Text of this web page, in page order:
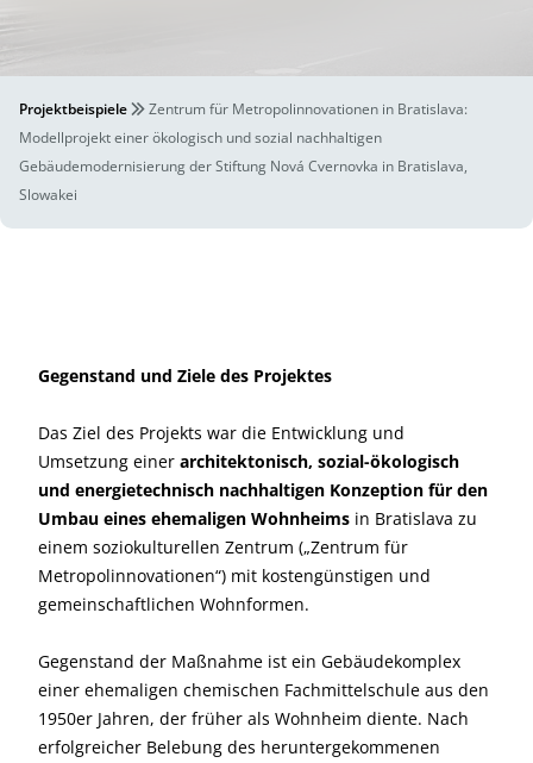
Projektbeispiele
Zentrum für Metropolinnovationen in Bratislava:
Modellprojekt einer ökologisch und sozial nachhaltigen
Gebäudemodernisierung der Stiftung Nová Cvernovka in Bratislava,
Slowakei
Gegenstand und Ziele des Projektes
Das Ziel des Projekts war die Entwicklung und
Umsetzung einer architektonisch, sozial-ökologisch
und energietechnisch nachhaltigen Konzeption für den
Umbau eines ehemaligen Wohnheims in Bratislava zu
einem soziokulturellen Zentrum („Zentrum für
Metropolinnovationen“) mit kostengünstigen und
gemeinschaftlichen Wohnformen.
Gegenstand der Maßnahme ist ein Gebäudekomplex
einer ehemaligen chemischen Fachmittelschule aus den
1950er Jahren, der früher als Wohnheim diente. Nach
erfolgreicher Belebung des heruntergekommenen